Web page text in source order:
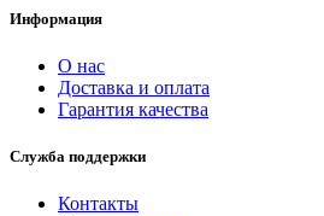
Информация
О нас
Доставка и оплата
Гарантия качества
Служба поддержки
Контакты